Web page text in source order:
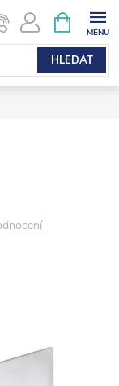
HLEDAT
NÁKUPNÍ
KOŠÍK